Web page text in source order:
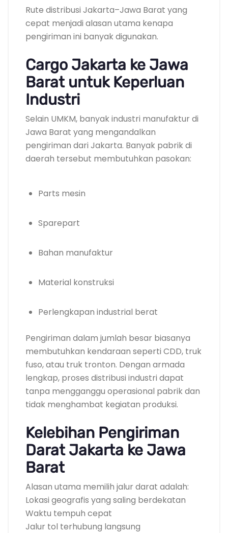
Rute distribusi Jakarta–Jawa Barat yang
cepat menjadi alasan utama kenapa
pengiriman ini banyak digunakan.
Cargo Jakarta ke Jawa
Barat untuk Keperluan
Industri
Selain UMKM, banyak industri manufaktur di
Jawa Barat yang mengandalkan
pengiriman dari Jakarta. Banyak pabrik di
daerah tersebut membutuhkan pasokan:
Parts mesin
Sparepart
Bahan manufaktur
Material konstruksi
Perlengkapan industrial berat
Pengiriman dalam jumlah besar biasanya
membutuhkan kendaraan seperti CDD, truk
fuso, atau truk tronton. Dengan armada
lengkap, proses distribusi industri dapat
tanpa mengganggu operasional pabrik dan
tidak menghambat kegiatan produksi.
Kelebihan Pengiriman
Darat Jakarta ke Jawa
Barat
Alasan utama memilih jalur darat adalah:
Lokasi geografis yang saling berdekatan
Waktu tempuh cepat
Jalur tol terhubung langsung